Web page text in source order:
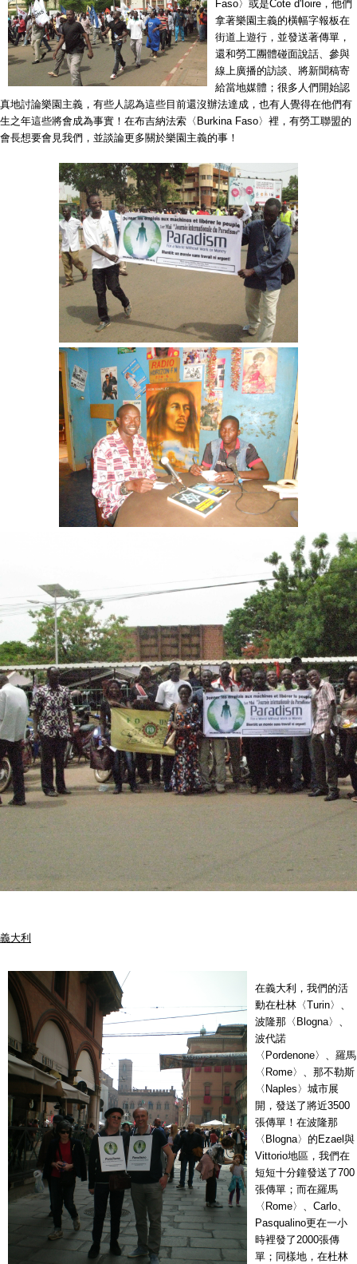
Faso〉或是Cote d'Ioire，他們
拿著樂園主義的橫幅字報板在
街道上遊行，並發送著傳單，
還和勞工團體碰面說話、參與
線上廣播的訪談、將新聞稿寄
給當地媒體；很多人們開始認
真地討論樂園主義，有些人認為這些目前還沒辦法達成，也有人覺得在他們有
生之年這些將會成為事實！在布吉納法索〈Burkina Faso〉裡，有勞工聯盟的
會長想要會見我們，並談論更多關於樂園主義的事！
義大利
在義大利，我們的活
動在杜林〈Turin〉、
波隆那〈Blogna〉、
波代諾
〈Pordenone〉、羅馬
〈Rome〉、那不勒斯
〈Naples〉城市展
開，發送了將近3500
張傳單！在波隆那
〈Blogna〉的Ezael與
Vittorio地區，我們在
短短十分鐘發送了700
張傳單；而在羅馬
〈Rome〉、Carlo、
Pasqualino更在一小
時裡發了2000張傳
單；同樣地，在杜林